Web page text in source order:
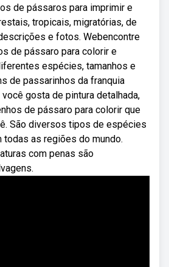
de pássaros para imprimir e
tropicais, migratórias, de
e fotos. Webencontre
de pássaro para colorir e
espécies, tamanhos e
de passarinhos da franquia
gosta de pintura detalhada,
de pássaro para colorir que
São diversos tipos de espécies
todas as regiões do mundo.
com penas são